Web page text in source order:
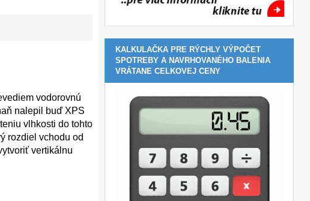
vodorovnú
nalepil buď XPS
vlhkosti do tohto
rozdiel vchodu od
vertikálnu
KALKULAČKA PRE RÝCHLY VÝPOČET
SPOTREBY A NAVRHOVANÉHO BALENIA
VRÁTANE CELKOVEJ CENY